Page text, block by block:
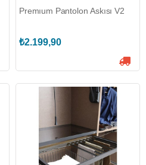
Premıum Pantolon Askısı V2
₺2.199,90